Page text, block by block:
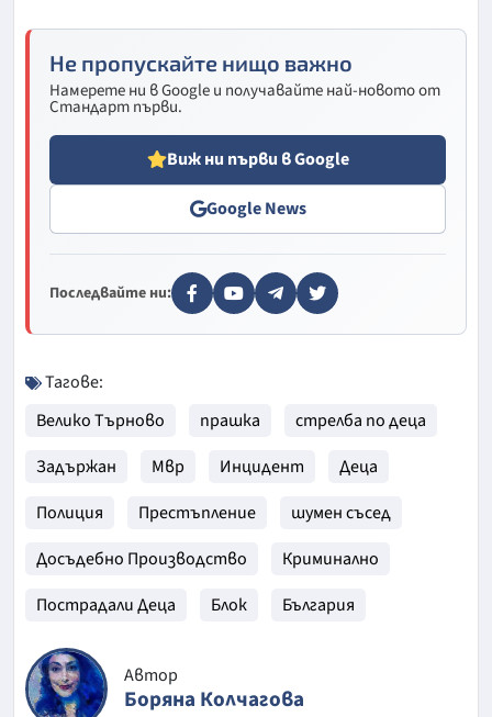
Не пропускайте нищо важно
Намерете ни в Google и получавайте най-новото от
Стандарт първи.
Виж ни първи в Google
Google News
Последвайте ни:
Тагове:
Велико Търново
прашка
стрелба по деца
Задържан
Мвр Инцидент
Деца
Полиция
Престъпление
шумен съсед
Досъдебно Производство
Криминално
Пострадали Деца
Блок България
Автор
Боряна Колчагова